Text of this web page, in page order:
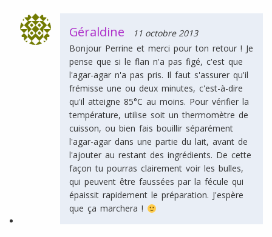
Géraldine
11 octobre 2013
Bonjour Perrine et merci pour ton retour ! Je
pense que si le flan n'a pas figé, c'est que
l'agar-agar n'a pas pris. Il faut s'assurer qu'il
frémisse une ou deux minutes, c'est-à-dire
qu'il atteigne 85°C au moins. Pour vérifier la
température, utilise soit un thermomètre de
cuisson, ou bien fais bouillir séparément
l'agar-agar dans une partie du lait, avant de
l'ajouter au restant des ingrédients. De cette
façon tu pourras clairement voir les bulles,
qui peuvent être faussées par la fécule qui
épaissit rapidement le préparation. J'espère
que ça marchera !